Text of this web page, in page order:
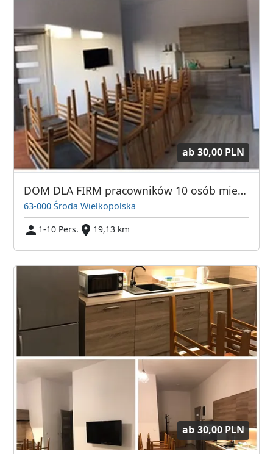
ab 30,00 PLN
DOM DLA FIRM pracowników 10 osób mieszkanie Noclegi
63-000 Środa Wielkopolska
1-10 Pers.
19,13 km
ab 30,00 PLN